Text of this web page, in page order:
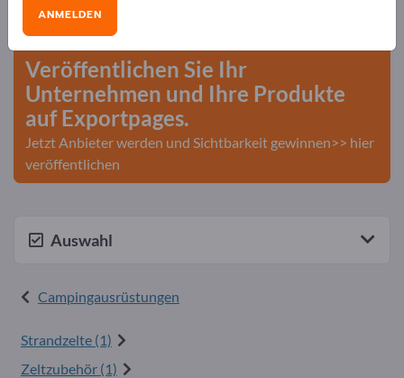
Bedarfe – Angebote – Gebrauchtwaren –
Veröffentlichen Sie Ihr
Unternehmen und Ihre Produkte
auf Exportpages.
Jetzt Anbieter werden und Sichtbarkeit gewinnen>> hier
veröffentlichen
Auswahl
Campingausrüstungen
Strandzelte (1)
Zeltzubehör (1)
ANMELDEN